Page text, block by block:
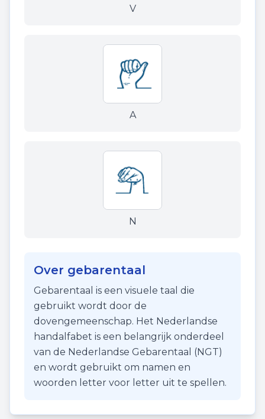
V
A
N
Over gebarentaal
Gebarentaal is een visuele taal die
gebruikt wordt door de
dovengemeenschap. Het Nederlandse
handalfabet is een belangrijk onderdeel
van de Nederlandse Gebarentaal (NGT)
en wordt gebruikt om namen en
woorden letter voor letter uit te spellen.